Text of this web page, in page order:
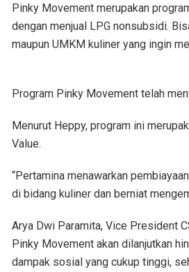
Pinky Movement merupakan
dengan menjual LPG nonsubsidi.
maupun UMKM kuliner yang ingin
Program Pinky Movement telah
Menurut Heppy, program ini
Value.
“Pertamina menawarkan
di bidang kuliner dan berniat
Arya Dwi Paramita, Vice President
Pinky Movement akan dilanjutkan
dampak sosial yang cukup tinggi,